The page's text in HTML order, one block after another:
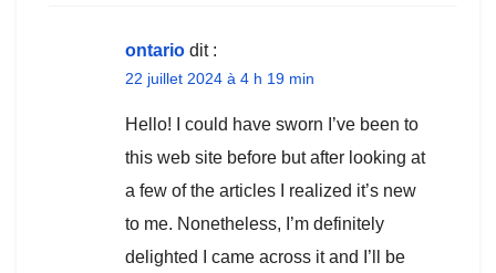
ontario dit :
22 juillet 2024 à 4 h 19 min
Hello! I could have sworn I’ve been to
this web site before but after looking at
a few of the articles I realized it’s new
to me. Nonetheless, I’m definitely
delighted I came across it and I’ll be